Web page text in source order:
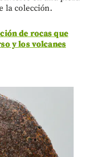
la colección.
de rocas que
y los volcanes